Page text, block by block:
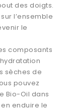
des doigts.
l’ensemble
le
composants
sèches de
pouvez
Bio-Oil dans
enduire le